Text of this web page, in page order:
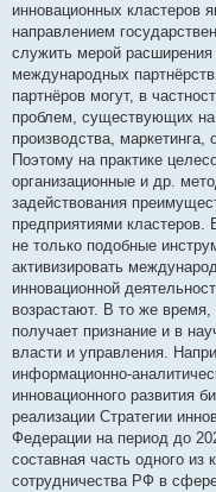
е
инновационных кластеров
направлением
служить мерой
международных
партнёров могут, в
проблем, существующих на
производства,
Поэтому на практике
организационные и др.
задействования
предприятиями кластеров.
не только подобные
активизировать
инновационной
возрастают. В то же
получает признание и в
власти и управления.
информационно-
инновационного развития
реализации Стратегии
Федерации на период до
составная часть одного
сотрудничества РФ в